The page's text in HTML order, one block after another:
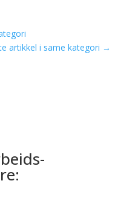
artikkel i same kategori →